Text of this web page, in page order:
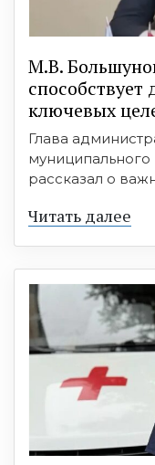
М.В.
ключевых
Глава
рассказал о
Читать далее